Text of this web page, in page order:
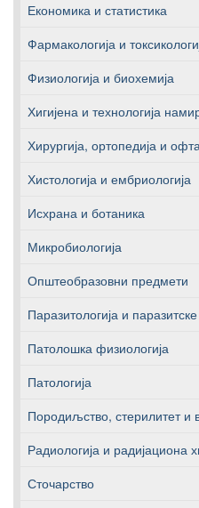
Економика и статистика
Фармакологија и
Физиологија и биохемија
Хигијена и технологија
Хирургија, ортопедија и
Хистологија и ембриологија
Исхрана и ботаника
Микробиологија
Општеобразовни предмети
Паразитологија и
Патолошка физиологија
Патологија
Породиљство, стерилитет
Радиологија и радијациона
Сточарство